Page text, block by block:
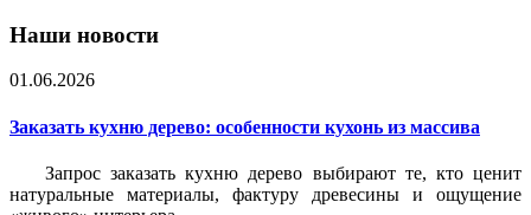
Наши новости
01.06.2026
Заказать кухню дерево: особенности кухонь из массива
Запрос заказать кухню дерево выбирают те, кто ценит
натуральные материалы, фактуру древесины и ощущение